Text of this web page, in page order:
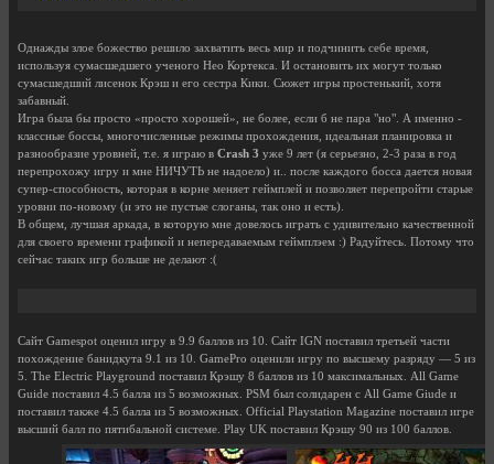
Однажды злое божество решило захватить весь мир и подчинить себе время,
используя сумасшедшего ученого Нео Кортекса. И остановить их могут только
сумасшедший лисенок Крэш и его сестра Кики. Сюжет игры простенький, хотя
забавный.
Игра была бы просто «просто хорошей», не более, если б не пара "но". А именно -
классные боссы, многочисленные режимы прохождения, идеальная планировка и
разнообразие уровней, т.е. я играю в Crash 3 уже 9 лет (я серьезно, 2-3 раза в год
перепрохожу игру и мне НИЧУТЬ не надоело) и.. после каждого босса дается новая
супер-способность, которая в корне меняет геймплей и позволяет перепройти старые
уровни по-новому (и это не пустые слоганы, так оно и есть).
В общем, лучшая аркада, в которую мне довелось играть с удивительно качественной
для своего времени графикой и непередаваемым геймплэем :) Радуйтесь. Потому что
сейчас таких игр больше не делают :(
Сайт Gamespot оценил игру в 9.9 баллов из 10. Сайт IGN поставил третьей части
похождение банидкута 9.1 из 10. GamePro оценили игру по высшему разряду — 5 из
5. The Electric Playground поставил Крэшу 8 баллов из 10 максимальных. All Game
Guide поставил 4.5 балла из 5 возможных. PSM был солидарен с All Game Giude и
поставил также 4.5 балла из 5 возможных. Official Playstation Magazine поставил игре
высший балл по пятибальной системе. Play UK поставил Крэшу 90 из 100 баллов.